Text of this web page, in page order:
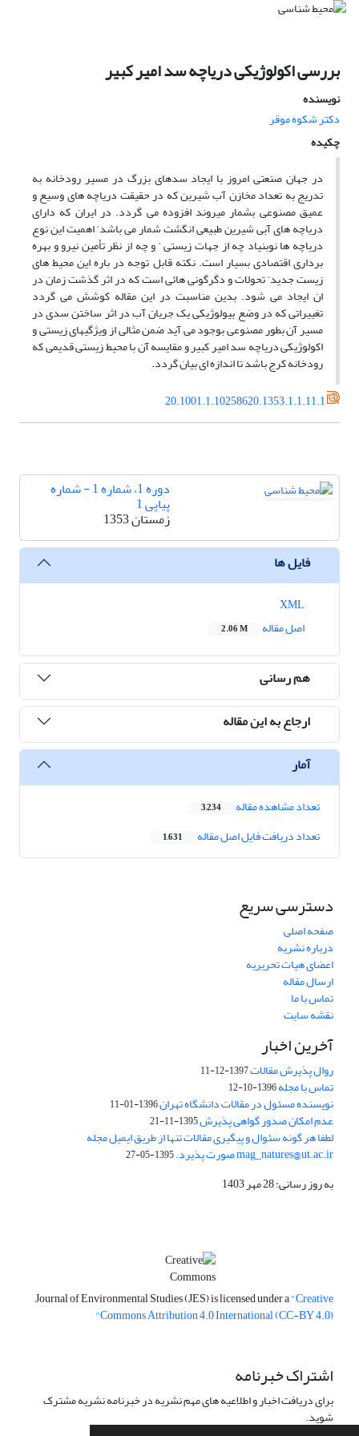
بررسی اکولوژیکی دریاچه سد امیر کبیر
نویسنده
دکتر شکوه موقر
چکیده
در جهان صنعتی امروز با ایجاد سدهای بزرگ در مسیر رودخانه به
تدریج به تعداد مخازن آب شیرین که در حقیقت دریاچه های وسیع و
عمیق مصنوعی بشمار میروند افزوده می گردد. در ایران که دارای
دریاچه های آبی شیرین طبیعی انگشت شمار می باشد‘ اهمیت این نوع
دریاچه ها نوبنیاد چه از جهات زیستی ‘ و چه از نظر تأمین نیرو و بهره
برداری اقتصادی بسیار است. نکته قابل توجه در باره این محیط های
زیست جدید‘ تحولات و دگرگونی هائی است که در اثر گذشت زمان در
ان ایجاد می شود. بدین مناسبت در این مقاله کوشش می گردد
تغییراتی که در وضع بیولوژیکی یک جریان آب در اثر ساختن سدی در
مسیر آن بطور مصنوعی بوجود می آید ضمن مثالی از ویژگیهای زیستی و
اکولوژیکی دریاچه سد امیر کبیر و مقایسه آن با محیط زیستی قدیمی که
رودخانه کرج باشد تا اندازه ای بیان گردد.
20.1001.1.10258620.1353.1.1.11.1
دوره 1، شماره 1 - شماره
پیاپی 1
زمستان 1353
فایل ها
اصل مقاله
2.06 M
هم رسانی
ارجاع به این مقاله
آمار
تعداد مشاهده مقاله 3,234
تعداد دریافت فایل اصل مقاله 1,631
دسترسی سریع
صفحه اصلی
درباره نشریه
اعضای هیات تحریریه
ارسال مقاله
تماس با ما
نقشه سایت
آخرین اخبار
روال پذیرش مقالات1397-12-11
تماس با مجله1396-10-12
نویسنده مسئول در مقالات دانشگاه تهران1396-01-11
عدم امکان صدور گواهی پذیرش1395-11-21
لطفا هر گونه سئوال و پیگیری مقالات تنها از طریق ایمیل مجله
mag_natures@ut.ac.ir صورت پذیرد. 1395-05-27
به روز رسانی: 28 مهر 1403
Journal of Environmental Studies (JES) is licensed under a"Creative
Commons Attribution 4.0 International (CC-BY 4.0)"
اشتراک خبرنامه
برای دریافت اخبار و اطلاعیه های مهم نشریه در خبرنامه نشریه مشترک
شوید.